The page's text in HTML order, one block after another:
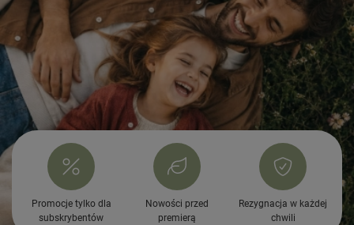
Promocje tylko dla
subskrybentów
Nowości przed
premierą
Rezygnacja w każdej
chwili